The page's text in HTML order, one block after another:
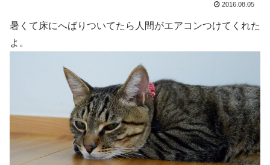
2016.08.05
暑くて床にへばりついてたら人間がエアコンつけてくれた
よ。